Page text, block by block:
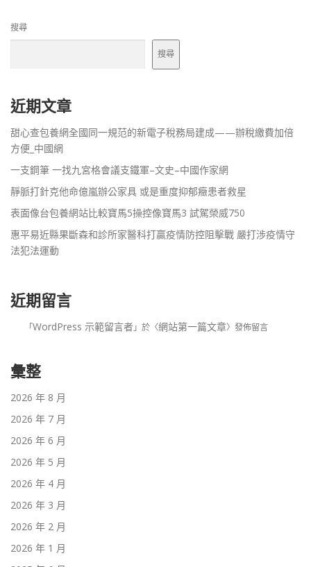
搜尋
搜尋
近期文章
甜心查包養網全國同一規范的新電子稅務局建成——辦稅繳費加倍
方便_中國網
一支鋼筆 一找九宮格會議支鐵軍–文史–中國作家網
靜脈打針克他命億嵐辦公家具 或是重度抑郁癥患者救星
表面像台包養網站比較寶馬5操控像寶馬3 試駕榮威750
惠平易近縣果斷森和診所家醫科打贏疫情防控阻擊戰 嚴打涉疫情守
法犯法運動
近期留言
「WordPress 示範留言者」於〈網站第一篇文章〉發佈留言
彙整
2026 年 8 月
2026 年 7 月
2026 年 6 月
2026 年 5 月
2026 年 4 月
2026 年 3 月
2026 年 2 月
2026 年 1 月